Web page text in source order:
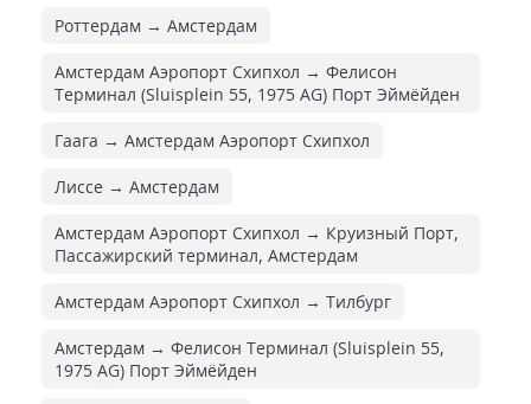
Роттердам → Амстердам
Амстердам Аэропорт Схипхол → Фелисон
Терминал (Sluisplein 55, 1975 AG) Порт Эймёйден
Гаага → Амстердам Аэропорт Схипхол
Лиссе → Амстердам
Амстердам Аэропорт Схипхол → Круизный Порт,
Пассажирский терминал, Амстердам
Амстердам Аэропорт Схипхол → Тилбург
Амстердам → Фелисон Терминал (Sluisplein 55,
1975 AG) Порт Эймёйден